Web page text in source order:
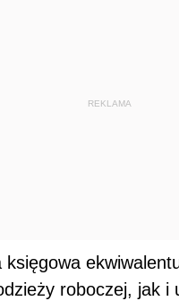
REKLAMA
księgowa
roboczej, jak i